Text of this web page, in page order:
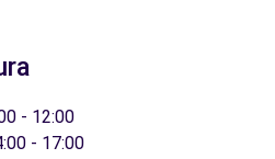
- 12:00
- 17:00